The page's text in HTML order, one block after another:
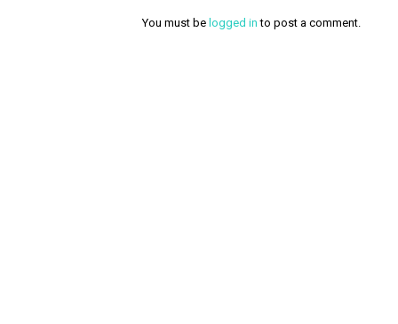
You must be logged in to post a comment.